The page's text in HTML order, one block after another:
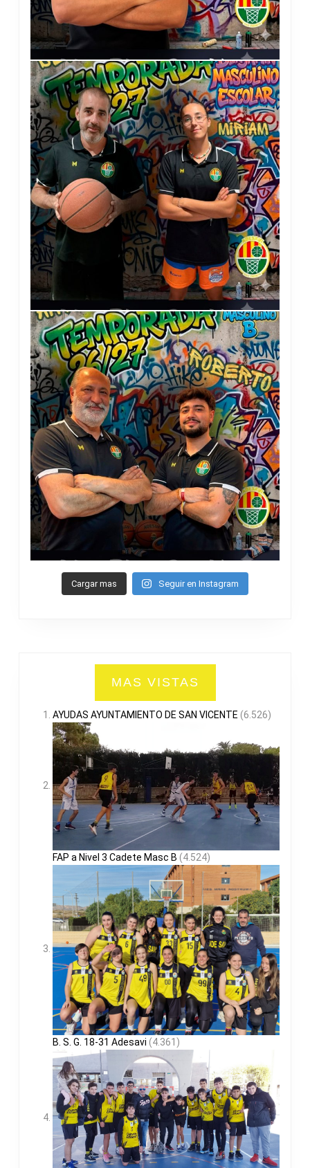
Cargar mas Seguir en Instagram
MAS VISTAS
AYUDAS AYUNTAMIENTO DE SAN VICENTE (6.526)
FAP a Nivel 3 Cadete Masc B (4.524)
B. S. G. 18-31 Adesavi (4.361)